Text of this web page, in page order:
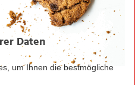
Nach oben
Preise in